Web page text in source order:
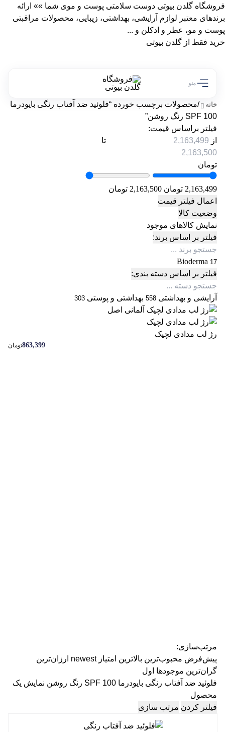
فروشگاه گلدن بیوتی دوست سلامتی پوست و موی شما »» ارائه
برندهای معتبر لوازم آرایشی، بهداشتی، زیبایی، محصولات مراقبتی
پوست و مو، عطر و ادکلن و ...
خرید فقط از گلدن بیوتی
منو
خانه /محصولات برچسب خورده “فلوئید ضد آفتاب رنگی بایودرما
SPF 100 رنگ روشن”
فیلتر براساس قیمت:
از
تا
تومان
2,163,499 تومان
2,163,500 تومان
اعمال فیلتر قیمت
وضعیت کالا
نمایش کالاهای موجود
فیلتر بر اساس برند:
Bioderma 17
فیلتر بر اساس دسته بندی:
آرایشی و بهداشتی 558 بهداشتی و پوستی 303
رژ لب مدادی لچیک
863,399تومان
مرتب‌سازی:
پیش‌فرض محبوب‌ترین بالاترین امتیاز newest ارزان‌ترین
گران‌ترین موجودها اول
فلوئید ضد آفتاب رنگی بایودرما SPF 100 رنگ روشن
نمایش یک
محصول
فیلتر کردن مرتب سازی